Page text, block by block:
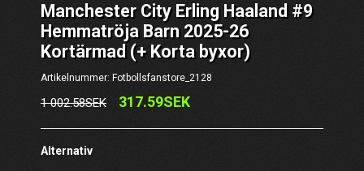
Manchester City Erling Haaland #9
Hemmatröja Barn 2025-26
Kortärmad (+ Korta byxor)
Artikelnummer: Fotbollsfanstore_2128
1 002.58SEK 317.59SEK
Alternativ